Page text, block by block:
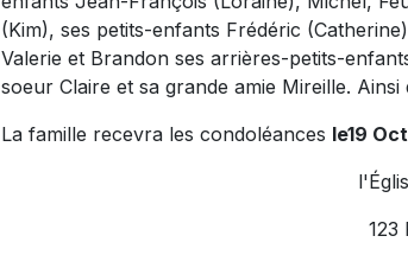
(Kim), ses petits-enfants Frédéric
Valerie et Brandon ses arrières-petits-
soeur Claire et sa grande amie Mireille.
La famille recevra les condoléances le19
123